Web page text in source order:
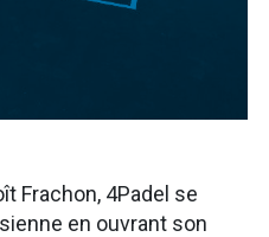
Frachon, 4Padel se
en ouvrant son